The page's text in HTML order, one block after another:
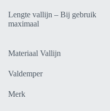
FA3052220
Lengte vallijn – Bij gebruik
maximaal
Materiaal Vallijn
Valdemper
Merk